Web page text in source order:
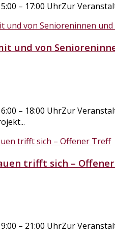
– 17:00 UhrZur
und von
– 18:00 UhrZur
trifft sich –
– 21:00 UhrZur